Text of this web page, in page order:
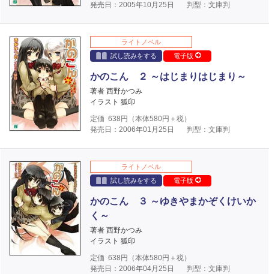
発売日：2005年10月25日
判型：文庫判
ライトノベル
試し読みをする
電子版
かのこん ２ ～はじまりはじまり～
著者 西野かつみ
イラスト 狐印
定価 638 円（本体580円＋税）
発売日：2006年01月25日
判型：文庫判
ライトノベル
試し読みをする
電子版
かのこん ３ ～ゆきやまかぞくけいか
く～
著者 西野かつみ
イラスト 狐印
定価 638 円（本体580円＋税）
発売日：2006年04月25日
判型：文庫判